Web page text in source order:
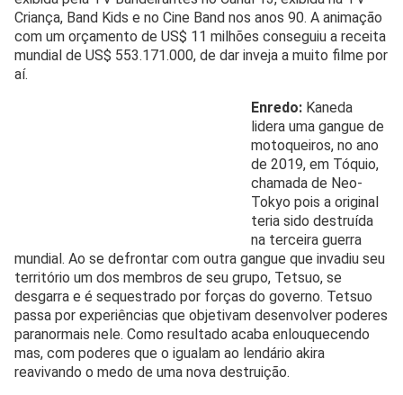
Criança, Band Kids e no Cine Band nos anos 90. A animação
com um orçamento de US$ 11 milhões conseguiu a receita
mundial de US$ 553.171.000, de dar inveja a muito filme por
aí.
Enredo: Kaneda
lidera uma gangue de
motoqueiros, no ano
de 2019, em Tóquio,
chamada de Neo-
Tokyo pois a original
teria sido destruída
na terceira guerra
mundial. Ao se defrontar com outra gangue que invadiu seu
território um dos membros de seu grupo, Tetsuo, se
desgarra e é sequestrado por forças do governo. Tetsuo
passa por experiências que objetivam desenvolver poderes
paranormais nele. Como resultado acaba enlouquecendo
mas, com poderes que o igualam ao lendário akira
reavivando o medo de uma nova destruição.